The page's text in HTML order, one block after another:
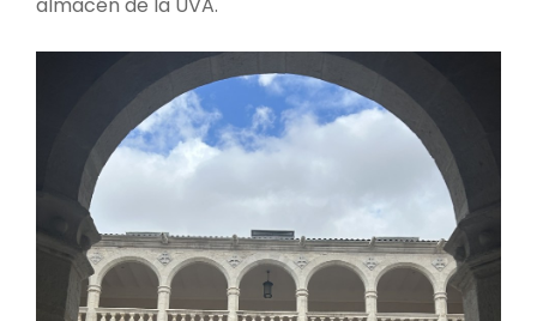
almacén de la UVA.